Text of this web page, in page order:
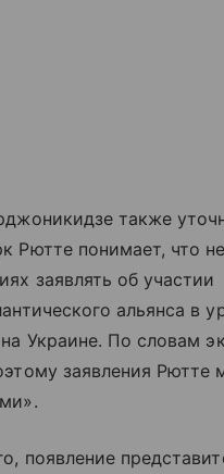
также
Рютте понимает, что
заявлять об участии
альянса в
Украине. По словам
заявления Рютте
появление